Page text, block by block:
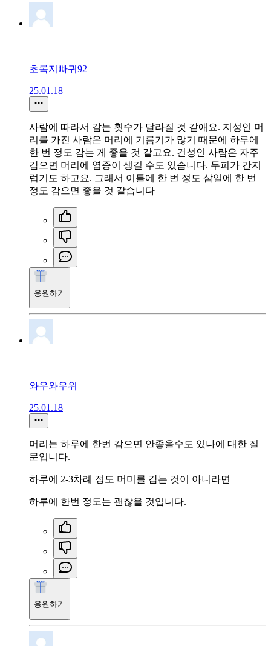
초록지빠귀92
25.01.18
사람에 따라서 감는 횟수가 달라질 것 같애요. 지성인 머
리를 가진 사람은 머리에 기름기가 많기 때문에 하루에
한 번 정도 감는 게 좋을 것 같고요. 건성인 사람은 자주
감으면 머리에 염증이 생길 수도 있습니다. 두피가 간지
럽기도 하고요. 그래서 이틀에 한 번 정도 삼일에 한 번
정도 감으면 좋을 것 같습니다
응원하기
와우와우위
25.01.18
머리는 하루에 한번 감으면 안좋을수도 있나에 대한 질
문입니다.
하루에 2-3차례 정도 머미를 감는 것이 아니라면
하루에 한번 정도는 괜찮을 것입니다.
응원하기